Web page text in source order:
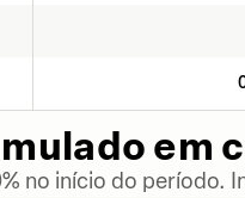
em
no início do período.